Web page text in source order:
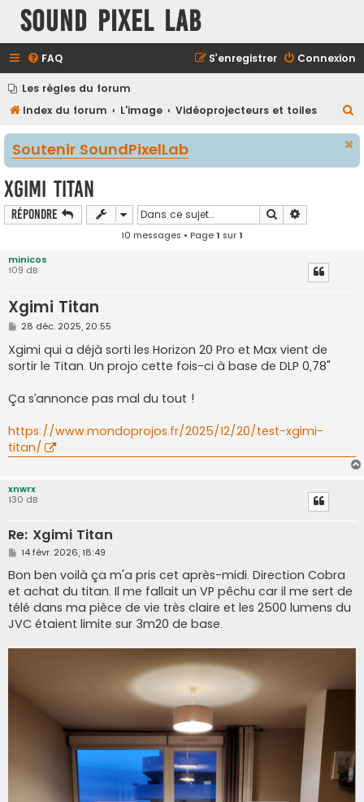
Sound Pixel Lab
FAQ Connexion
S’enregistrer
Les règles du forum
Index du forum
L'image Vidéoprojecteurs et toiles
e
Soutenir SoundPixelLab
Xgimi Titan
Répondre Rechercher
10 messages • Page1 sur1
minicos
109 dB
Xgimi Titan
M
s
s
a
28 déc. 2025, 20:55
Xgimi qui a déjà sorti les Horizon 20 Pro et Max vient de
sortir le Titan. Un projo cette fois-ci à base de DLP 0,78"
Ça s’annonce pas mal du tout !
https://www.mondoprojos.fr/2025/12/20/test-xgimi-
titan/
xnwrx
130 dB
Re: Xgimi Titan
M
s
s
a
g
e
14 févr. 2026, 18:49
Bon ben voilà ça m'a pris cet après-midi. Direction Cobra
et achat du titan. Il me fallait un VP pêchu car il me sert de
télé dans ma pièce de vie très claire et les 2500 lumens du
JVC étaient limite sur 3m20 de base.